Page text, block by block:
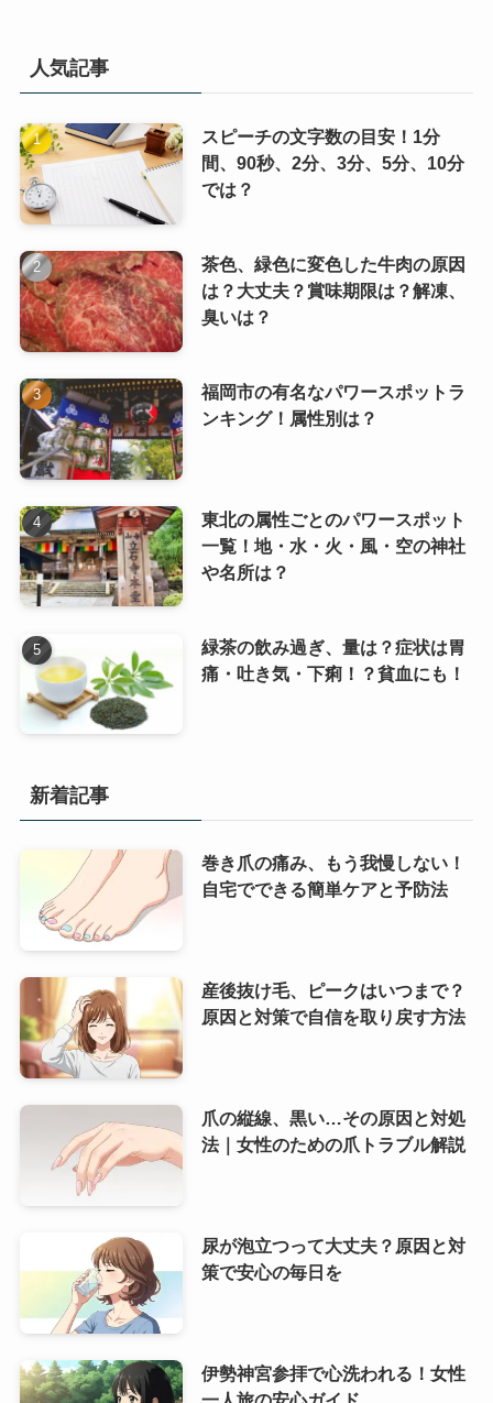
人気記事
スピーチの文字数の目安！1分
間、90秒、2分、3分、5分、10分
では？
茶色、緑色に変色した牛肉の原因
は？大丈夫？賞味期限は？解凍、
臭いは？
福岡市の有名なパワースポットラ
ンキング！属性別は？
東北の属性ごとのパワースポット
一覧！地・水・火・風・空の神社
や名所は？
緑茶の飲み過ぎ、量は？症状は胃
痛・吐き気・下痢！？貧血にも！
新着記事
巻き爪の痛み、もう我慢しない！
自宅でできる簡単ケアと予防法
産後抜け毛、ピークはいつまで？
原因と対策で自信を取り戻す方法
爪の縦線、黒い…その原因と対処
法｜女性のための爪トラブル解説
尿が泡立つって大丈夫？原因と対
策で安心の毎日を
伊勢神宮参拝で心洗われる！女性